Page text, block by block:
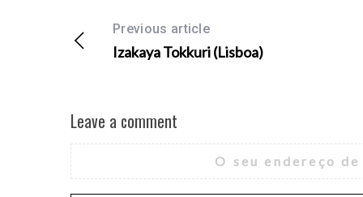
Previous article
Izakaya Tokkuri (Lisboa)
Leave a comment
O seu endereço